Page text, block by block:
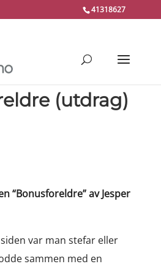
41318627
(utdrag)
“Bonusforeldre” av Jesper
var man stefar eller
sammen med en